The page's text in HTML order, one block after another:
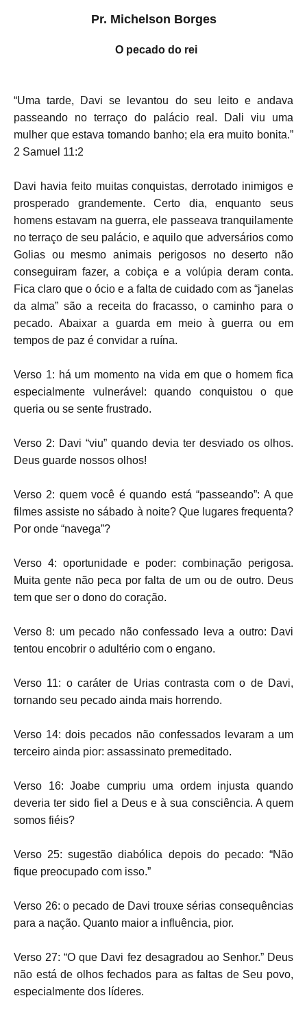
Pr. Michelson Borges
O pecado do rei
“Uma tarde, Davi se levantou do seu leito e andava
passeando no terraço do palácio real. Dali viu uma
mulher que estava tomando banho; ela era muito bonita.”
2 Samuel 11:2
Davi havia feito muitas conquistas, derrotado inimigos e
prosperado grandemente. Certo dia, enquanto seus
homens estavam na guerra, ele passeava tranquilamente
no terraço de seu palácio, e aquilo que adversários como
Golias ou mesmo animais perigosos no deserto não
conseguiram fazer, a cobiça e a volúpia deram conta.
Fica claro que o ócio e a falta de cuidado com as “janelas
da alma” são a receita do fracasso, o caminho para o
pecado. Abaixar a guarda em meio à guerra ou em
tempos de paz é convidar a ruína.
Verso 1: há um momento na vida em que o homem fica
especialmente vulnerável: quando conquistou o que
queria ou se sente frustrado.
Verso 2: Davi “viu” quando devia ter desviado os olhos.
Deus guarde nossos olhos!
Verso 2: quem você é quando está “passeando”: A que
filmes assiste no sábado à noite? Que lugares frequenta?
Por onde “navega”?
Verso 4: oportunidade e poder: combinação perigosa.
Muita gente não peca por falta de um ou de outro. Deus
tem que ser o dono do coração.
Verso 8: um pecado não confessado leva a outro: Davi
tentou encobrir o adultério com o engano.
Verso 11: o caráter de Urias contrasta com o de Davi,
tornando seu pecado ainda mais horrendo.
Verso 14: dois pecados não confessados levaram a um
terceiro ainda pior: assassinato premeditado.
Verso 16: Joabe cumpriu uma ordem injusta quando
deveria ter sido fiel a Deus e à sua consciência. A quem
somos fiéis?
Verso 25: sugestão diabólica depois do pecado: “Não
fique preocupado com isso.”
Verso 26: o pecado de Davi trouxe sérias consequências
para a nação. Quanto maior a influência, pior.
Verso 27: “O que Davi fez desagradou ao Senhor.” Deus
não está de olhos fechados para as faltas de Seu povo,
especialmente dos líderes.